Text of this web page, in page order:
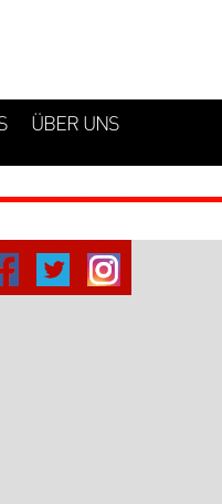
ÜBER UNS